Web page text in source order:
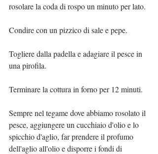
rosolare la coda di rospo un minuto per lato.
Condire con un pizzico di sale e pepe.
Togliere dalla padella e adagiare il pesce in
una pirofila.
Terminare la cottura in forno per 12 minuti.
Sempre nel tegame dove abbiamo rosolato il
pesce, aggiungere un cucchiaio d'olio e lo
spicchio d'aglio, far prendere il profumo
dell'aglio all'olio e disporre i fondi di